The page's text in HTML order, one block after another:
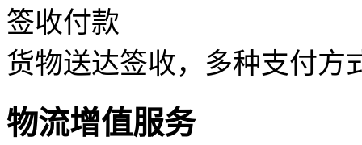
签收付款
货物送达签收，多种支付方
物流增值服务